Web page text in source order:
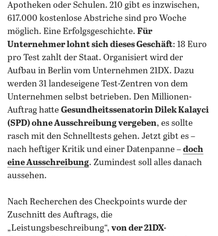
Apotheken oder Schulen. 210 gibt es inzwischen,
617.000 kostenlose Abstriche sind pro Woche
möglich. Eine Erfolgsgeschichte. Für
Unternehmer lohnt sich dieses Geschäft: 18 Euro
pro Test zahlt der Staat. Organisiert wird der
Aufbau in Berlin vom Unternehmen 21DX. Dazu
werden 31 landeseigene Test-Zentren von dem
Unternehmen selbst betrieben. Den Millionen-
Auftrag hatte Gesundheitssenatorin Dilek Kalayci
(SPD) ohne Ausschreibung vergeben, es sollte
rasch mit den Schnelltests gehen. Jetzt gibt es –
nach heftiger Kritik und einer Datenpanne – doch
eine Ausschreibung. Zumindest soll alles danach
aussehen.
Nach Recherchen des Checkpoints wurde der
Zuschnitt des Auftrags, die
„Leistungsbeschreibung“, von der 21DX-